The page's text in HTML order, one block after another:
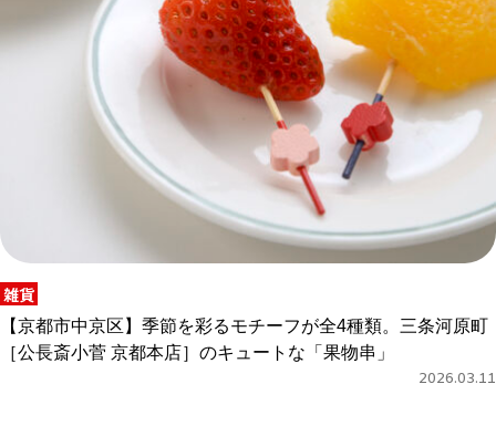
雑貨
【京都市中京区】季節を彩るモチーフが全4種類。三条河原町
［公長斎小菅 京都本店］のキュートな「果物串」
2026.03.11